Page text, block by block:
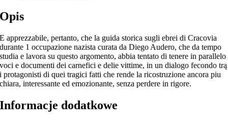
Opis
E apprezzabile, pertanto, che la guida storica sugli ebrei di Cracovia
durante 1 occupazione nazista curata da Diego Audero, che da tempo
studia e lavora su questo argomento, abbia tentato di tenere in parallelo
voci e documenti dei carnefici e delie vittime, in un dialogo fecondo trą
i protagonisti di quei tragici fatti che rende la ricostruzione ancora piu
chiara, interessante ed emozionante, senza perdere in rigore.
Informacje dodatkowe